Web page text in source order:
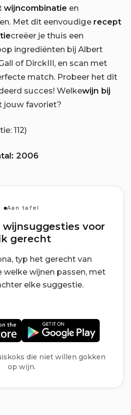
wijncombinatie en
Met dit eenvoudige recept
creëer je thuis een
ingrediënten bij Albert
of DirckIII, en scan met
match. Probeer het dit
succes! Welkewijn bij
jouw favoriet?
112)
2006
Aan tafel
wijnsuggesties voor
gerecht
typ het gerecht van
welke wijnen passen, met
elke suggestie.
die niet willen gokken
op wijn.